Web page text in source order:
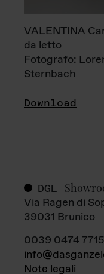
VALENTINA
da letto
Fotografo:
Sternbach
Download
DGL
Via Ragen di
39031 Brunico
0039 0474
Note legali